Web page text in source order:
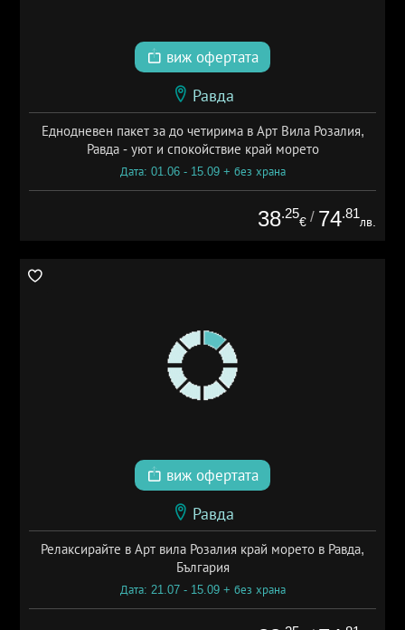
виж офертата
Равда
Еднодневен пакет за до четирима в Арт Вила Розалия,
Равда - уют и спокойствие край морето
Дата: 01.06 - 15.09 + без храна
38.25
€ / 74.81
лв.
виж офертата
Равда
Релаксирайте в Арт вила Розалия край морето в Равда,
България
Дата: 21.07 - 15.09 + без храна